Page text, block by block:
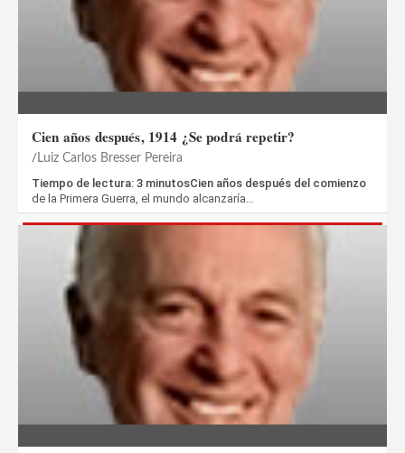
Cien años después, 1914 ¿Se podrá repetir?
Luiz Carlos Bresser Pereira
Tiempo de lectura: 3 minutosCien años después del comienzo
de la Primera Guerra, el mundo alcanzaría…